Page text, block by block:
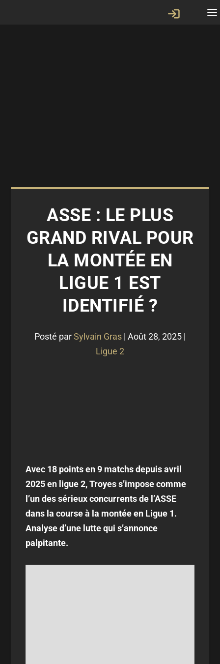
ASSE : LE PLUS
GRAND RIVAL POUR
LA MONTÉE EN
LIGUE 1 EST
IDENTIFIÉ ?
Posté parSylvain Gras | Août 28, 2025 |
Ligue 2
Avec 18 points en 9 matchs depuis avril
2025 en ligue 2, Troyes s’impose comme
l’un des sérieux concurrents de l’ASSE
dans la course à la montée en Ligue 1.
Analyse d’une lutte qui s’annonce
palpitante.